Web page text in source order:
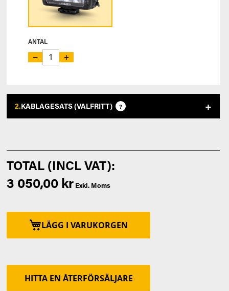
ANTAL
− +
2.KABLAGESATS (VALFRITT) ?
LÄGG I VARUKORGEN
HITTA EN ÅTERFÖRSÄLJARE
3 050,00 kr